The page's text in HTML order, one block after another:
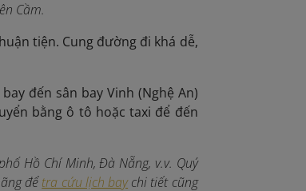
Cầm.
tiện. Cung đường đi khá dễ,
đến sân bay Vinh (Nghệ An)
bằng ô tô hoặc taxi để đến
Hồ Chí Minh, Đà Nẵng, v.v. Quý
đểtra cứu lịch baychi tiết cũng